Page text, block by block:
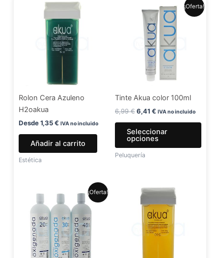
Rolon Cera Azuleno
H2oakua
Desde1,35€ IVA no incluido
Añadir al carrito
Estética
¡Oferta!
Tinte Akua color 100ml
6,99€
precio
original
era:
6,99 €.
6,41 €
precio
actual
es:
6,41 €.
IVA no incluido
Seleccionar
opciones
Este
en
Peluquería
¡Oferta!
original
era:
5,99 €.
precio
actual
4,99 €.
Este
producto